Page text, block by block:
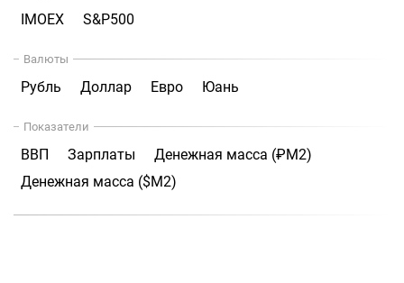
IMOEX S&P500
Валюты
Рубль Доллар Евро Юань
Показатели
ВВП Зарплаты
Денежная масса (₽М2)
Денежная масса ($М2)